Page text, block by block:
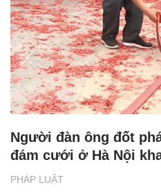
PHÁP LUẬT
Người đàn ông đốt
đám cưới ở Hà Nội